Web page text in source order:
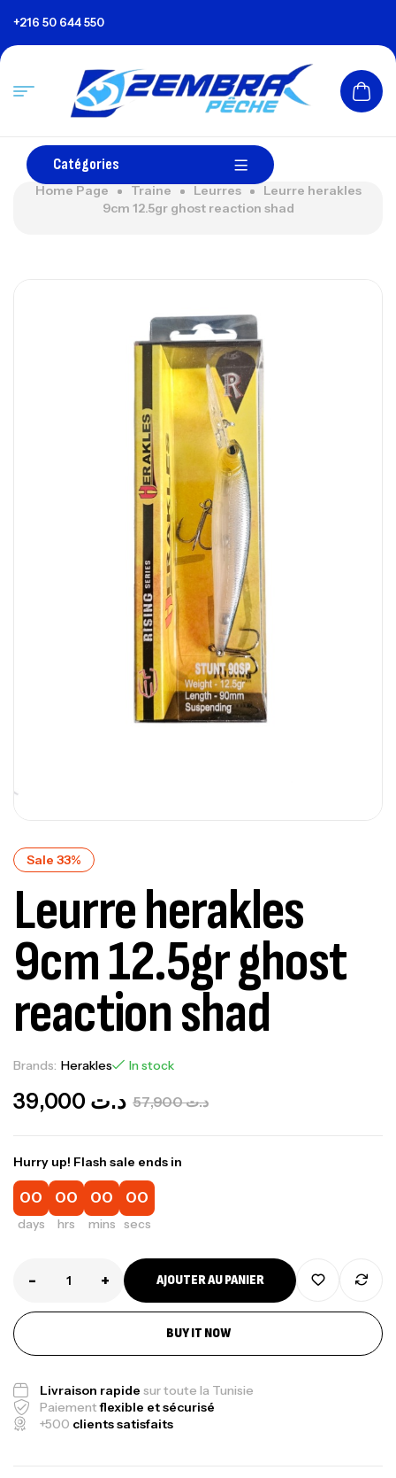
+216 50 644 550
Catégories
Home Page Traine Leurres
Leurre herakles
9cm 12.5gr ghost reaction shad
Sale 33%
Leurre herakles
9cm 12.5gr ghost
reaction shad
Brands: Herakles In stock
د.ت57,900 د.ت
Hurry up! Flash sale ends in
00
days
00
hrs
00
mins
00
secs
- + AJOUTER AU PANIER
BUY IT NOW
Livraison rapide sur toute la Tunisie
Paiementflexible et sécurisé
+500 clients satisfaits